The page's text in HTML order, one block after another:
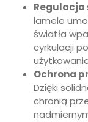
Regulacja
lamele
światła
cyrkulacji
Ochrona
Dzięki
chronią